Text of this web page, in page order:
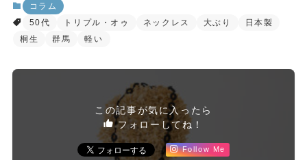
コラム
50代
トリプル・オゥ ネックレス 大ぶり
日本製
桐生
群馬 軽い
この記事が気に入ったら
フォローしてね！
Follow Me